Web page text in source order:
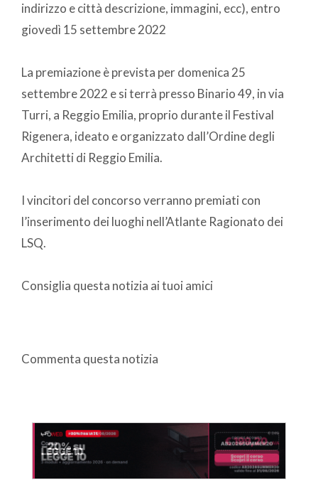
indirizzo e città descrizione, immagini, ecc), entro
giovedì 15 settembre 2022
La premiazione è prevista per domenica 25
settembre 2022 e si terrà presso Binario 49, in via
Turri, a Reggio Emilia, proprio durante il Festival
Rigenera, ideato e organizzato dall’Ordine degli
Architetti di Reggio Emilia.
I vincitori del concorso verranno premiati con
l’inserimento dei luoghi nell’Atlante Ragionato dei
LSQ.
Consiglia questa notizia ai tuoi amici
Commenta questa notizia